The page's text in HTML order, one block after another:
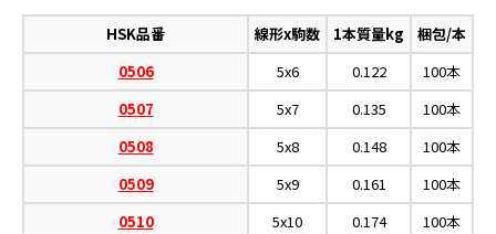
HSK品番 線形x駒数 1本質量kg
梱包/本
0506
5x6 0.122
100本
0507
5x7 0.135
100本
0508
5x8 0.148
100本
0509
5x9 0.161
100本
0510
5x10 0.174
100本